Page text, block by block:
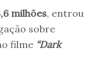
milhões, entrou
sobre
filme “Dark